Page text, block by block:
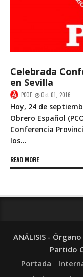
Celebrada
en Sevilla
PCOE Oct 01, 2016
Hoy, 24 de
Obrero Español
Conferencia
los...
READ MORE
ANÁLISIS -
Partido
Portada